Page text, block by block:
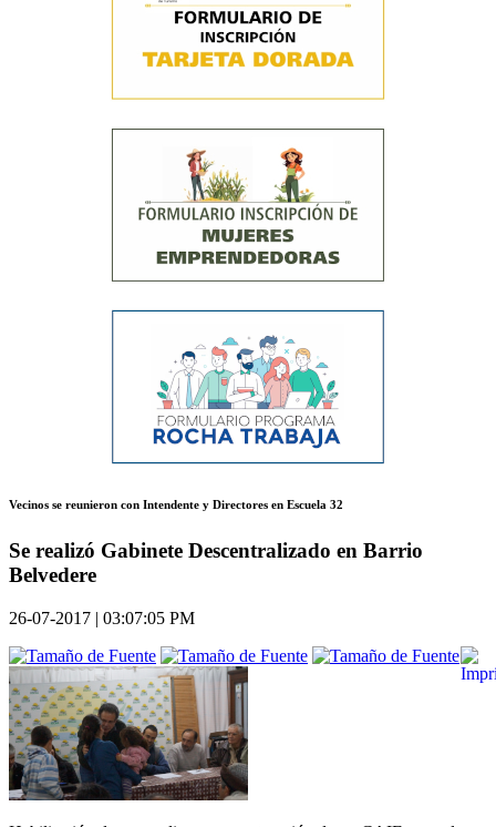
Vecinos se reunieron con Intendente y Directores en Escuela 32
Se realizó Gabinete Descentralizado en Barrio
Belvedere
26-07-2017 | 03:07:05 PM